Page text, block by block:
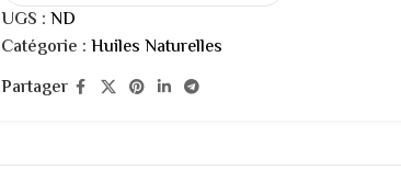
UGS : ND
Catégorie : Huiles Naturelles
Partager